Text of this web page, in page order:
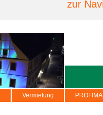
zur
Vermietung PROFIMA